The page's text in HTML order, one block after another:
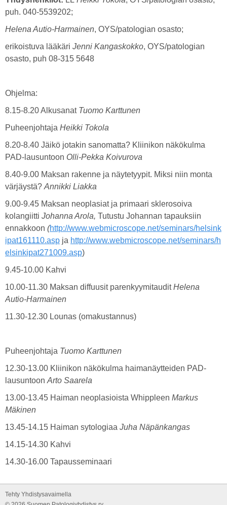
puh. 040-5539202;
Helena Autio-Harmainen, OYS/patologian osasto;
erikoistuva lääkäri Jenni Kangaskokko, OYS/patologian
osasto, puh 08-315 5648
Ohjelma:
8.15-8.20 Alkusanat Tuomo Karttunen
Puheenjohtaja Heikki Tokola
8.20-8.40 Jäikö jotakin sanomatta? Kliinikon näkökulma
PAD-lausuntoon Olli-Pekka Koivurova
8.40-9.00 Maksan rakenne ja näytetyypit. Miksi niin monta
värjäystä? Annikki Liakka
9.00-9.45 Maksan neoplasiat ja primaari sklerosoiva
kolangiitti Johanna Arola, Tutustu Johannan tapauksiin
ennakkoon (http://www.webmicroscope.net/seminars/helsink
ipat161110.asp ja http://www.webmicroscope.net/seminars/h
elsinkipat271009.asp)
9.45-10.00 Kahvi
10.00-11.30 Maksan diffuusit parenkyymitauditHelena
Autio-Harmainen
11.30-12.30 Lounas (omakustannus)
Puheenjohtaja Tuomo Karttunen
12.30-13.00 Kliinikon näkökulma haimanäytteiden PAD-
lausuntoon Arto Saarela
13.00-13.45 Haiman neoplasioista Whippleen Markus
Mäkinen
13.45-14.15 Haiman sytologiaa Juha Näpänkangas
14.15-14.30 Kahvi
14.30-16.00 Tapausseminaari
Tehty Yhdistysavaimella